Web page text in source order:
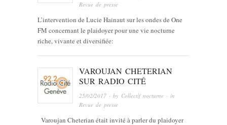
Revue de presse
L’intervention de Lucie Hainaut sur les ondes de One
FM concernant le plaidoyer pour une vie nocturne
riche, vivante et diversifiée:
VAROUJAN CHETERIAN
SUR RADIO CITÉ
25/02/2017 · by Collectif nocturne · in
Revue de presse
Varoujan Cheterian était invité à parler du plaidoyer